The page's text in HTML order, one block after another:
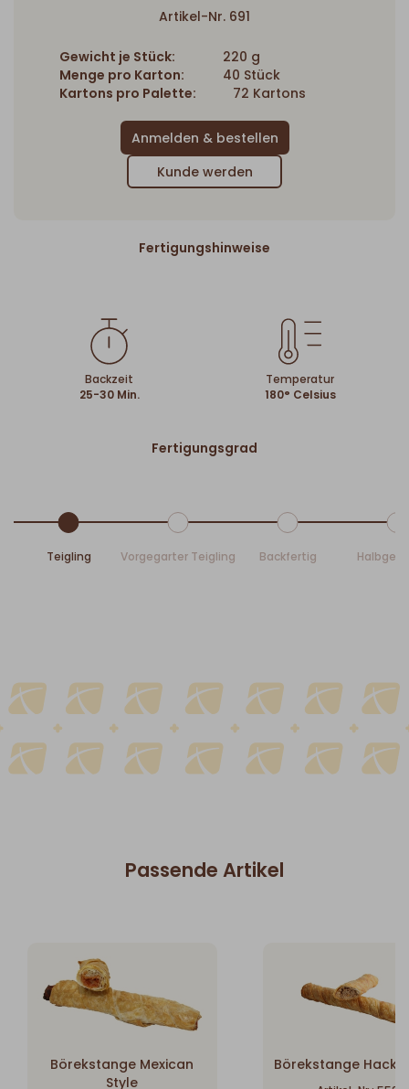
Artikel-Nr. 691
Gewicht je Stück:
220 g
Menge pro Karton:
40 Stück
Kartons pro Palette:
72 Kartons
Kunde werden
Fertigungshinweise
Backzeit
25-30 Min.
Temperatur
180° Celsius
Fertigungsgrad
Teigling Vorgegarter Teigling Backfertig
Passende Artikel
Börekstange Mexican
Style
Börekstange